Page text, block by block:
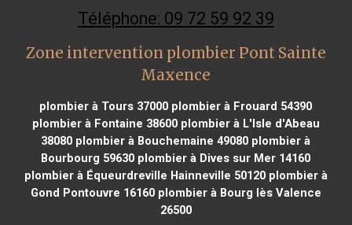
Téléphone: 09 72 59 92 39
Zone intervention plombier Pont Sainte
Maxence
plombier à Tours 37000 plombier à Frouard 54390
plombier à Fontaine 38600plombier à L'Isle d'Abeau
38080 plombier à Bouchemaine 49080 plombier à
Bourbourg 59630 plombier à Dives sur Mer 14160
plombier à Équeurdreville Hainneville 50120plombier à
Gond Pontouvre 16160plombier à Bourg lès Valence
26500